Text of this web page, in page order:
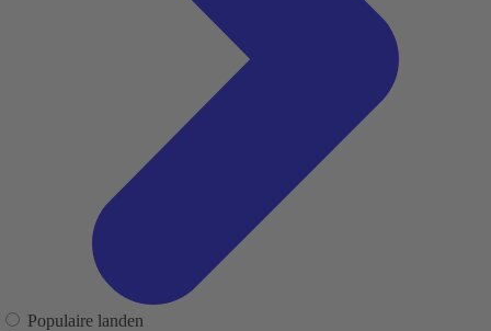
Populaire landen